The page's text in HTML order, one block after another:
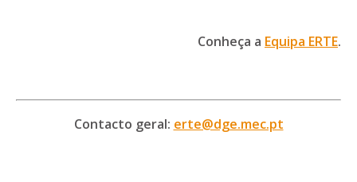
Conheça a Equipa ERTE.
Contacto geral: erte@dge.mec.pt